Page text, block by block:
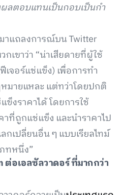
ลตอบแทนเป็นกอบเป็นกำ
าแถลงการณ์บน Twitter
เขาว่า “น่าเสียดายที่ผู้ใช้
เจอร์แช่แข็ง) เพื่อการทำ
มายแหละ แต่ทว่าโดยปกติ
ข็งราคาได้ โดยการใช้
ที่ถูกแช่แข็ง และนำราคาไป
กเปลี่ยนอื่น ๆ แบบเรียลไทม์
ทหนึ่ง”
ต่อเอลซัลวาดอร์ ที่มากกว่า